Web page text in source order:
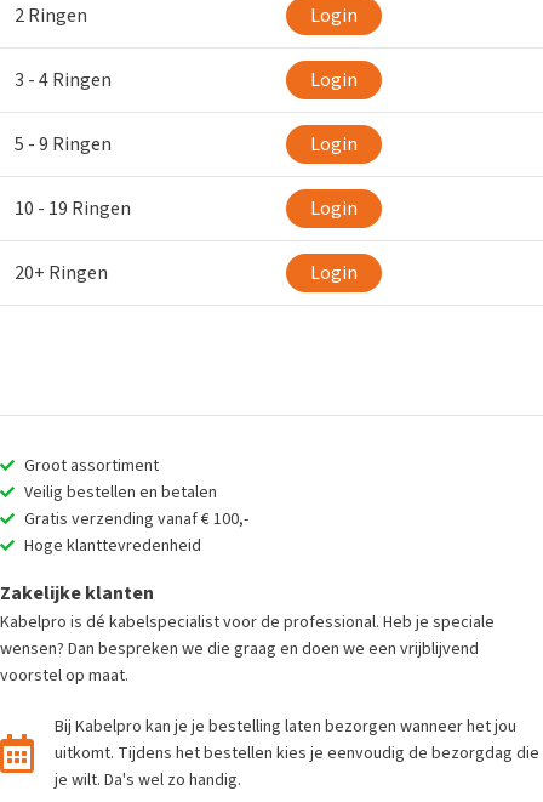
2 Ringen Login
3 - 4 Ringen Login
5 - 9 Ringen Login
10 - 19 Ringen Login
20+ Ringen Login
Groot assortiment
Veilig bestellen en betalen
Gratis verzending vanaf € 100,-
Hoge klanttevredenheid
Zakelijke klanten
Kabelpro is dé kabelspecialist voor de professional. Heb je speciale
wensen? Dan bespreken we die graag en doen we een vrijblijvend
voorstel op maat.
Bij Kabelpro kan je je bestelling laten bezorgen wanneer het jou
uitkomt. Tijdens het bestellen kies je eenvoudig de bezorgdag die
je wilt. Da's wel zo handig.